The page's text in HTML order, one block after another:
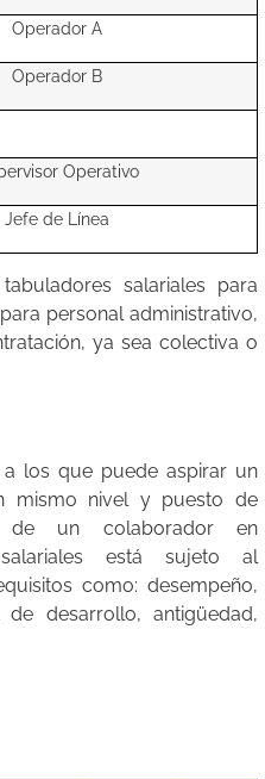
Operador A
Operador B
Operativo
Jefe de Línea
salariales para
personal administrativo,
ya sea colectiva o
los que puede aspirar un
mismo nivel y puesto de
de un colaborador en
está sujeto al
como: desempeño,
desarrollo, antigüedad,